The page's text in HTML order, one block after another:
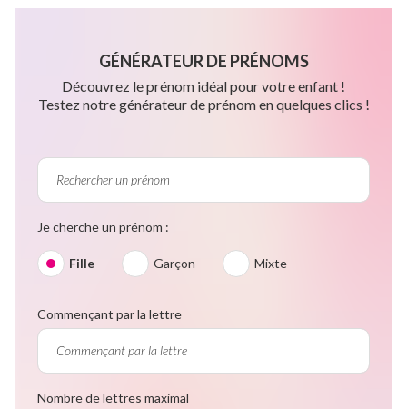
GÉNÉRATEUR DE PRÉNOMS
Découvrez le prénom idéal pour votre enfant !
Testez notre générateur de prénom en quelques clics !
Je cherche un prénom :
Fille Garçon Mixte
Commençant par la lettre
Nombre de lettres maximal